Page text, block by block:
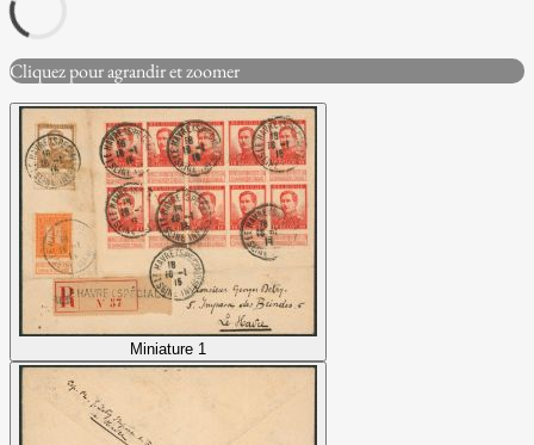
Cliquez pour agrandir et zoomer
Miniature 1